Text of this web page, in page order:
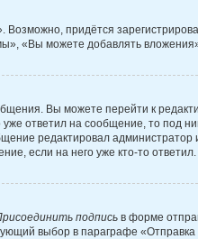
придётся
«Вы можете добавлять
Вы можете перейти к
ответил на сообщение, то под
редактировал
если на него уже кто-то ответил.
подпись в форме
выбор в параграфе